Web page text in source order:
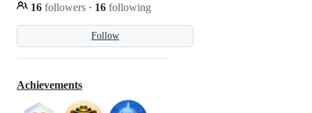
Follow
16 followers · 16 following
Achievements